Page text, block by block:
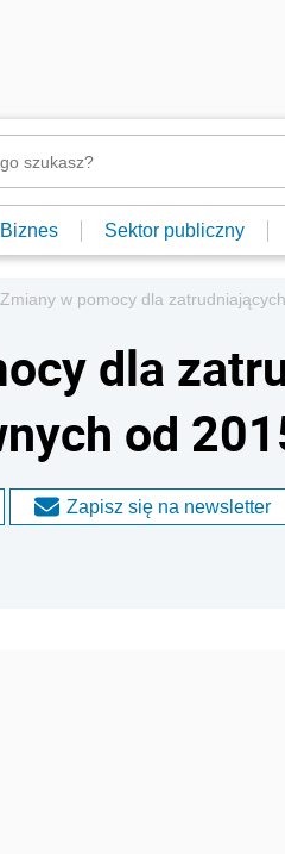
Biznes Sektor publiczny
Zmiany w pomocy dla
dla
od
Zapisz się na newsletter